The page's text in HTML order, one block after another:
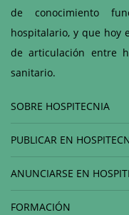
de conocimiento
hospitalario, y que hoy
de articulación entre
sanitario.
SOBRE HOSPITECNIA
PUBLICAR EN
ANUNCIARSE EN
FORMACIÓN